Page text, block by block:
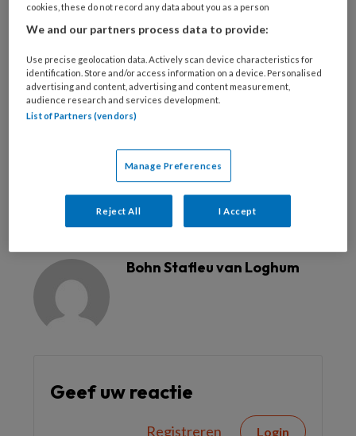
PREMIUM
Bekijk de mogelijkheden
Reageer op dit artikel Deel dit artikel
Bohn Stafleu van Loghum
Geef uw reactie
Registreren Login
cookies, these do not record any data about you as a person
We and our partners process data to provide:
Use precise geolocation data. Actively scan device characteristics for
identification. Store and/or access information on a device. Personalised
advertising and content, advertising and content measurement,
audience research and services development.
List of Partners (vendors)
Manage Preferences
Reject All I Accept